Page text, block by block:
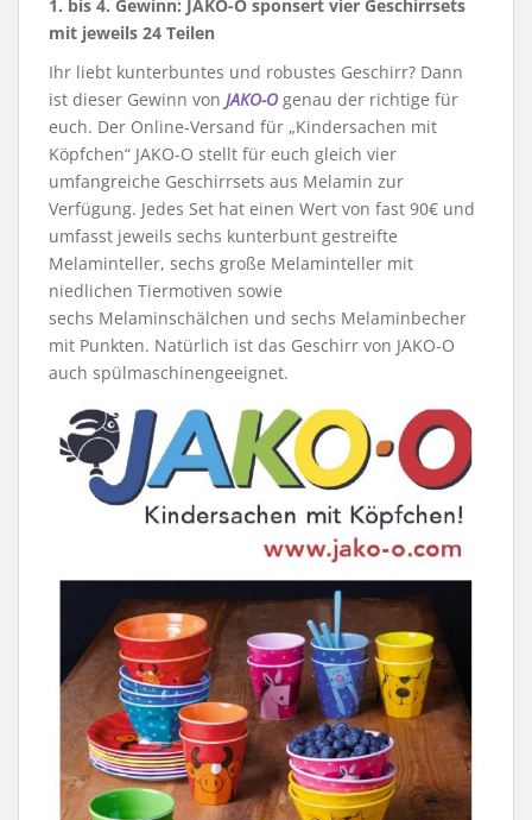
1. bis 4. Gewinn: JAKO-O sponsert vier Geschirrsets
mit jeweils 24 Teilen
Ihr liebt kunterbuntes und robustes Geschirr? Dann
ist dieser Gewinn von JAKO-Ogenau der richtige für
euch. Der Online-Versand für „Kindersachen mit
Köpfchen“ JAKO-O stellt für euch gleich vier
umfangreiche Geschirrsets aus Melamin zur
Verfügung. Jedes Set hat einen Wert von fast 90€ und
umfasst jeweils sechs kunterbunt gestreifte
Melaminteller, sechs große Melaminteller mit
niedlichen Tiermotiven sowie
sechs Melaminschälchen und sechs Melaminbecher
mit Punkten. Natürlich ist das Geschirr von JAKO-O
auch spülmaschinengeeignet.